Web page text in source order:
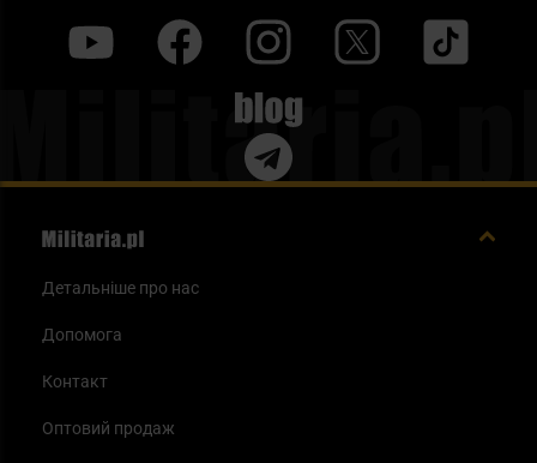
Blog
Детальніше про нас
Допомога
Контакт
Оптовий продаж